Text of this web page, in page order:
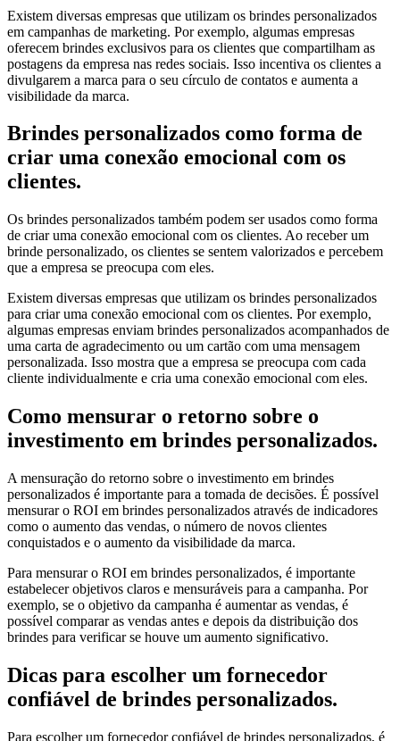
Existem diversas empresas que utilizam os brindes personalizados
em campanhas de marketing. Por exemplo, algumas empresas
oferecem brindes exclusivos para os clientes que compartilham as
postagens da empresa nas redes sociais. Isso incentiva os clientes a
divulgarem a marca para o seu círculo de contatos e aumenta a
visibilidade da marca.
Brindes personalizados como forma de
criar uma conexão emocional com os
clientes.
Os brindes personalizados também podem ser usados como forma
de criar uma conexão emocional com os clientes. Ao receber um
brinde personalizado, os clientes se sentem valorizados e percebem
que a empresa se preocupa com eles.
Existem diversas empresas que utilizam os brindes personalizados
para criar uma conexão emocional com os clientes. Por exemplo,
algumas empresas enviam brindes personalizados acompanhados de
uma carta de agradecimento ou um cartão com uma mensagem
personalizada. Isso mostra que a empresa se preocupa com cada
cliente individualmente e cria uma conexão emocional com eles.
Como mensurar o retorno sobre o
investimento em brindes personalizados.
A mensuração do retorno sobre o investimento em brindes
personalizados é importante para a tomada de decisões. É possível
mensurar o ROI em brindes personalizados através de indicadores
como o aumento das vendas, o número de novos clientes
conquistados e o aumento da visibilidade da marca.
Para mensurar o ROI em brindes personalizados, é importante
estabelecer objetivos claros e mensuráveis para a campanha. Por
exemplo, se o objetivo da campanha é aumentar as vendas, é
possível comparar as vendas antes e depois da distribuição dos
brindes para verificar se houve um aumento significativo.
Dicas para escolher um fornecedor
confiável de brindes personalizados.
Para escolher um fornecedor confiável de brindes personalizados, é